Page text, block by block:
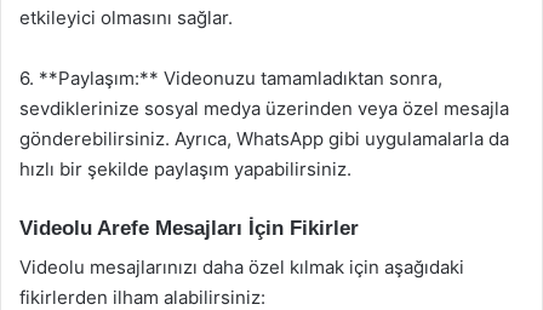
etkileyici olmasını sağlar.
6. **Paylaşım:** Videonuzu tamamladıktan sonra,
sevdiklerinize sosyal medya üzerinden veya özel mesajla
gönderebilirsiniz. Ayrıca, WhatsApp gibi uygulamalarla da
hızlı bir şekilde paylaşım yapabilirsiniz.
Videolu Arefe Mesajları İçin Fikirler
Videolu mesajlarınızı daha özel kılmak için aşağıdaki
fikirlerden ilham alabilirsiniz: